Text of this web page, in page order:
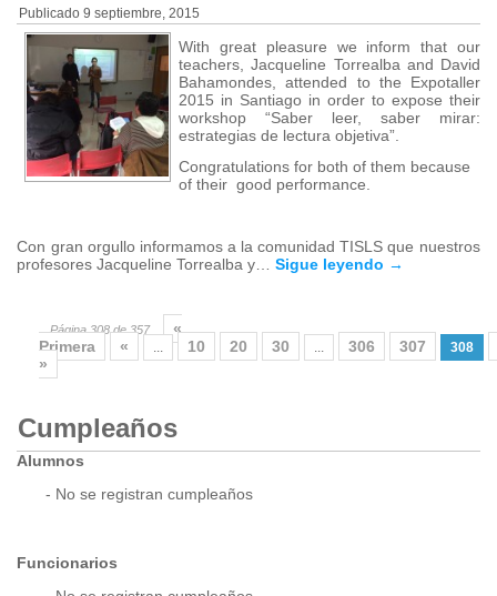
Publicado 9 septiembre, 2015
With great pleasure we inform that our
teachers, Jacqueline Torrealba and David
Bahamondes, attended to the Expotaller
2015 in Santiago in order to expose their
workshop “Saber leer, saber mirar:
estrategias de lectura objetiva”.
Congratulations for both of them because
of their good performance.
Con gran orgullo informamos a la comunidad TISLS que nuestros
profesores Jacqueline Torrealba y…Sigue leyendo →
Página 308 de 357
«
Primera
« ... 10 20 30 ... 306 307 308
»
Cumpleaños
Alumnos
- No se registran cumpleaños
Funcionarios